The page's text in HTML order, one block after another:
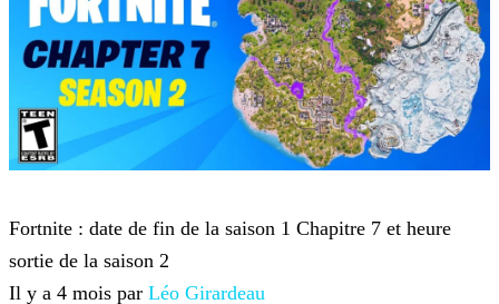
Fortnite : date de fin de la saison 1 Chapitre 7 et heure
sortie de la saison 2
Il y a 4 mois par Léo Girardeau